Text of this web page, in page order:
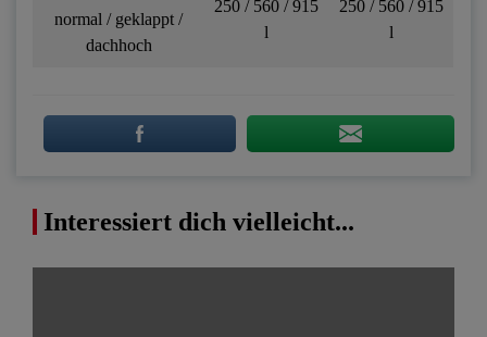
normal / geklappt /
dachhoch
250 / 560 / 915
l
250 / 560 / 915
l
Interessiert dich vielleicht...